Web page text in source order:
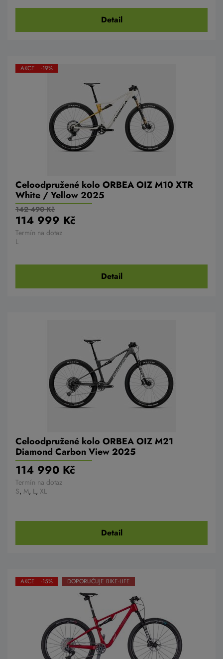
Detail
Celoodpružené kolo ORBEA OIZ M10 XTR
White / Yellow 2025
AKCE -19%
142 490 Kč
114 999 Kč
Termín na dotaz
L
Detail
Celoodpružené kolo ORBEA OIZ M21
Diamond Carbon View 2025
114 990 Kč
Termín na dotaz
S, M, L, XL
Detail
AKCE -15% DOPORUČUJE BIKE-LIFE